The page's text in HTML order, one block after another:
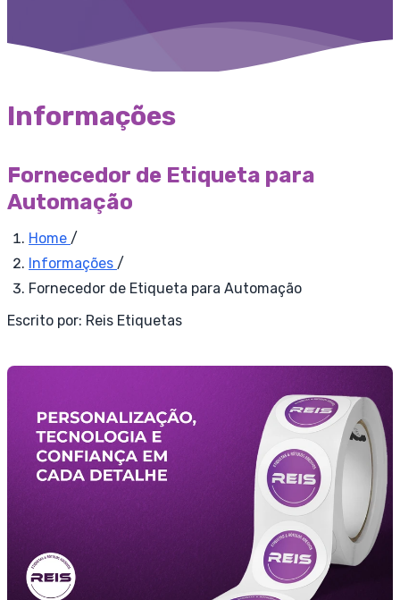
Informações
Fornecedor de Etiqueta para
Automação
Home /
Informações /
Fornecedor de Etiqueta para Automação
Escrito por: Reis Etiquetas